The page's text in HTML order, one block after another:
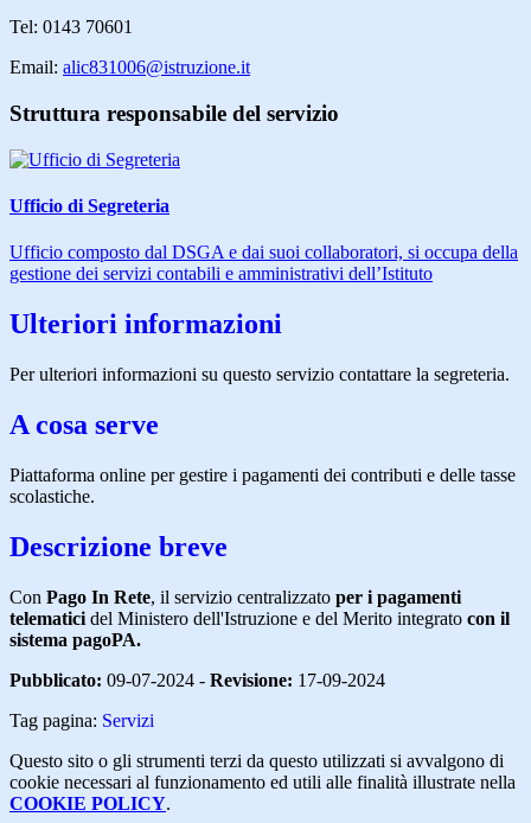
Tel: 0143 70601
Email: alic831006@istruzione.it
Struttura responsabile del servizio
Ufficio di Segreteria
Ufficio composto dal DSGA e dai suoi collaboratori, si occupa della
gestione dei servizi contabili e amministrativi dell’Istituto
Ulteriori informazioni
Per ulteriori informazioni su questo servizio contattare la segreteria.
A cosa serve
Piattaforma online per gestire i pagamenti dei contributi e delle tasse
scolastiche.
Descrizione breve
Con Pago In Rete, il servizio centralizzato per i pagamenti
telematici del Ministero dell'Istruzione e del Merito integrato con il
sistema pagoPA.
Pubblicato: 09-07-2024 - Revisione: 17-09-2024
Tag pagina: Servizi
Questo sito o gli strumenti terzi da questo utilizzati si avvalgono di
cookie necessari al funzionamento ed utili alle finalità illustrate nella
COOKIE POLICY.